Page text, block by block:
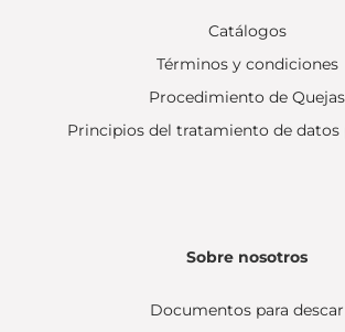
Catálogos
Términos y condiciones
Procedimiento de Quejas
Principios del tratamiento de datos
Sobre nosotros
Documentos para descar